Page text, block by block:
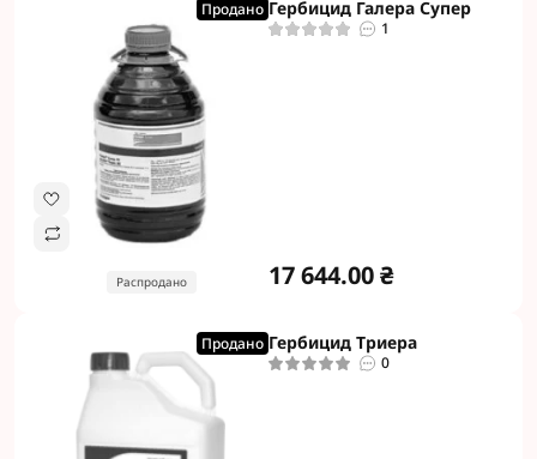
Продано
Распродано
Гербицид Галера Супер
1
17 644.00 ₴
Продано Гербицид Триера
0